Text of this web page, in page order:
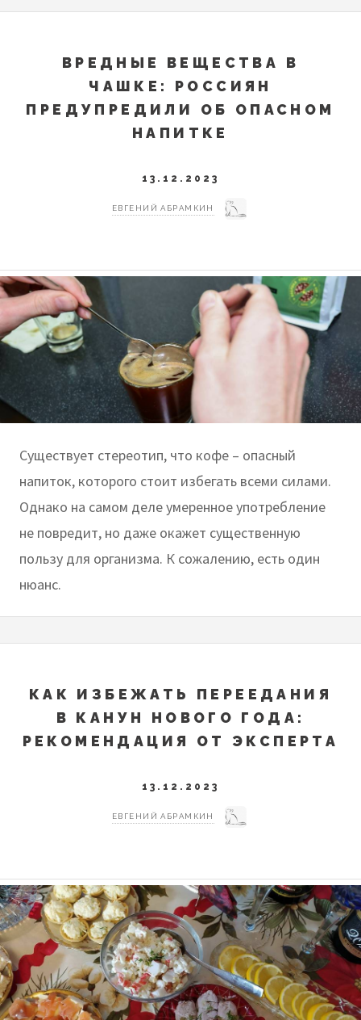
ВРЕДНЫЕ ВЕЩЕСТВА В
ЧАШКЕ: РОССИЯН
ПРЕДУПРЕДИЛИ ОБ ОПАСНОМ
НАПИТКЕ
13.12.2023
ЕВГЕНИЙ АБРАМКИН
Существует стереотип, что кофе – опасный
напиток, которого стоит избегать всеми силами.
Однако на самом деле умеренное употребление
не повредит, но даже окажет существенную
пользу для организма. К сожалению, есть один
нюанс.
КАК ИЗБЕЖАТЬ ПЕРЕЕДАНИЯ
В КАНУН НОВОГО ГОДА:
РЕКОМЕНДАЦИЯ ОТ ЭКСПЕРТА
13.12.2023
ЕВГЕНИЙ АБРАМКИН